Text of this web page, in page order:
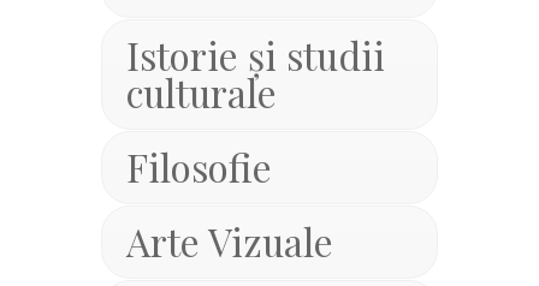
Istorie şi studii
culturale
Filosofie
Arte Vizuale